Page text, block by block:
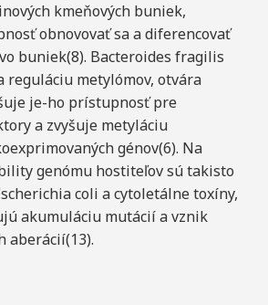
kmeňových buniek,
obnovovať sa a diferencovať
buniek(8). Bacteroides fragilis
reguláciu metylómov, otvára
je-ho prístupnosť pre
a zvyšuje metyláciu
génov(6). Na
genómu hostiteľov sú takisto
coli a cytoletálne toxíny,
akumuláciu mutácií a vznik
aberácií(13).